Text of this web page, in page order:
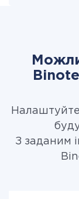
З заданим